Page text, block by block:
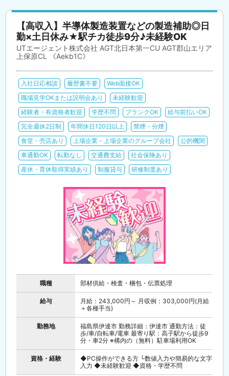
【高収入】半導体製造装置などの製造補助◎日
勤×土日休み★駅チカ徒歩9分♪未経験OK
UTエージェント株式会社 AGT北日本第一CU AGT郡山エリア
上保原CL 《Aekb1C》
入社日応相談 履歴書不要
Web面接OK
職場見学OKまたは説明会あり
未経験歓迎
経験者・有資格者歓迎
学歴不問 ブランクOK
給与前払いOK
完全週休2日制
年間休日120日以上
禁煙・分煙
食堂・売店あり
上場企業・上場企業のグループ会社
公的機関
車通勤OK
転勤なし 交通費支給
社会保険あり
産休・育休取得実績あり
制服貸与 研修制度あり
職種 部材供給・検査・梱包・伝票処理
給与
月給：243,000円～ 月収例：303,000円(月給
＋各種手当)
勤務地
福島県伊達市 勤務詳細：伊達市 通勤方法：徒
歩/車/自転車/電車 最寄り駅：高子駅から徒歩9
分・車2分 ※構内の（無料）駐車場利用OK
資格・経験
◆PC操作ができる方 └数値入力や簡易的な文字
入力 ◆未経験歓迎 ◆資格・学歴不問